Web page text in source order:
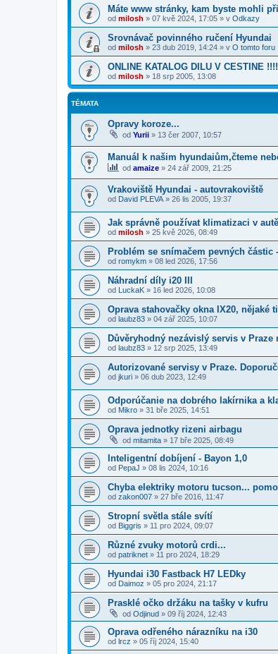
Máte www stránky, kam byste mohli
od milosh » 07 kvě 2024, 17:05 » v Odkazy
Srovnávač povinného ručení Hyundai
od milosh » 23 dub 2019, 14:24 » v O tomto foru
ONLINE KATALOG DILU V CESTINE !!!!
od milosh » 18 srp 2005, 13:08
TÉMATA
Opravy koroze...
od Yurii » 13 čer 2007, 10:57
Manuál k našim hyundaiům,čteme
od amaize » 24 zář 2009, 21:25
Vrakoviště Hyundai - autovrakoviště
od David PLEVA » 26 lis 2005, 19:37
Jak správně používat klimatizaci v autě
od milosh » 25 kvě 2026, 08:49
Problém se snímačem pevných částic
od romykm » 08 led 2026, 17:56
Náhradní díly i20 III
od LuckaK » 16 led 2026, 10:08
Oprava stahovačky okna IX20, nějaké
od laubz83 » 04 zář 2025, 10:07
Důvěryhodný nezávislý servis v Praze
od laubz83 » 12 srp 2025, 13:49
Autorizované servisy v Praze.
od jkuri » 06 dub 2023, 12:49
Odporúčanie na dobrého lakírnika a
od Mikro » 31 bře 2025, 14:51
Oprava jednotky rizeni airbagu
od mitamita » 17 bře 2025, 08:49
Inteligentní dobíjení - Bayon 1,0
od PepaJ » 08 lis 2024, 10:16
Chyba elektriky motoru tucson...
od zakon007 » 27 bře 2016, 11:47
Stropní světla stále svítí
od Biggris » 11 pro 2024, 09:07
Různé zvuky motorů crdi...
od patriknet » 11 pro 2024, 18:29
Hyundai i30 Fastback H7 LEDky
od Daimoz » 05 pro 2024, 21:17
Prasklé očko držáku na tašky v kufru
od Odjinud » 09 říj 2024, 12:43
Oprava odřeného nárazníku na i30
od lrcz » 05 říj 2024, 15:40